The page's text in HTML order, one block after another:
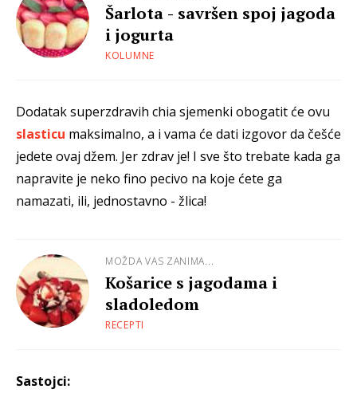
Šarlota - savršen spoj jagoda
i jogurta
KOLUMNE
Dodatak superzdravih chia sjemenki obogatit će ovu
slasticu maksimalno, a i vama će dati izgovor da češće
jedete ovaj džem. Jer zdrav je! I sve što trebate kada ga
napravite je neko fino pecivo na koje ćete ga
namazati, ili, jednostavno - žlica!
MOŽDA VAS ZANIMA...
Košarice s jagodama i
sladoledom
RECEPTI
Sastojci: